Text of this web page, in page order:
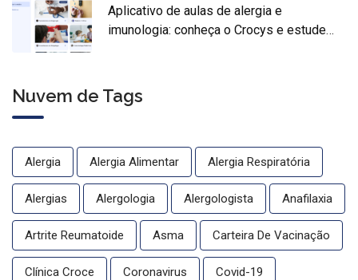
Aplicativo de aulas de alergia e
imunologia: conheça o Crocys e estude
Nuvem de Tags
Alergia Alergia Alimentar Alergia Respiratória
Alergias Alergologia Alergologista Anafilaxia
Artrite Reumatoide Asma Carteira De Vacinação
Clínica Croce Coronavirus Covid-19